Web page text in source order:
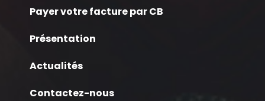
Payer votre facture par CB
Présentation
Actualités
Contactez-nous